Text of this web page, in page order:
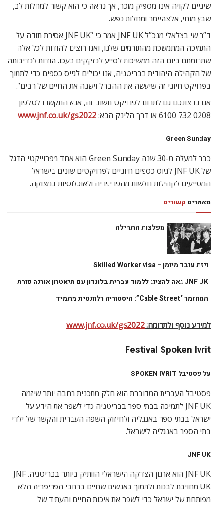
שיניים לקויה אינו מספיק מוכר, אך נראה כי הוא קשור למחלות לב,
שבץ מוחי, אלצהיימר ומחלות נפש.
ד”ר שי בצלאלי מנכ”ל JNF UK אמר כי “JNF UK אסירת תודה על
התמיכה המתמשכת מהתורמים שלנו, ואנו רוצים להודות לכל אלה
שתרומתם ביום הזה ממשיכות לסייע לנזקקים בעכו. הודות לנדיבותה
של הקהילה היהודית בבריטניה, אנו יכולים לגייס כספים כדי לתמוך
בפרויקט חיוני זה שיעשה את ההבדל וישנה את החיים של רבים”.
אם ברצונכם גם לתרום לפרויקט חשוב זה, אנא התקשרו לטלפון
0208 732 6100 או דרך הלינק הבא:
www.jnf.co.uk/gs2022
Green Sunday
כבר למעלה מ-30 שנה Green Sunday הוא אחד מפרוייקטי הדגל
של JNF UK לגיוס כספים חיוניים לפרויקטים שונים בישראל
המסייעים לקהילות חלשות מהפריפריה ולאוכלוסיות במצוקה.
מאמרים קשורים
מפלצות התהילה
ויזת עובד מיומן – Skilled Worker visa
JNF UK גאה להציג: ללמוד עברית בלונדון עם תיאטרון אורנה פורת
המחזמר “Cable Street”: היסטוריה רלוונטית מתמיד
למידע נוסף ולתרומה:www.jnf.co.uk/gs2022
Festival Spoken Ivrit
על פסטיבל SPOKEN IVRIT
פסטיבל העברית המדוברת הוא חלק מתכנית רחבה יותר שיזמה
JNF UK לתמיכה בבתי ספר בבריטניה כדי לשפר את הידע על
ישראל בבתי ספר באנגליה ולחיזוק השפה העברית והקשר של ילדי
בתי הספר באנגליה לישראל.
JNF UK
JNF UK הוא ארגון הצדקה הישראלי הוותיק ביותר בבריטניה. JNF
UK מחויבת לבנות ולתמוך באנשים שחיים ברחבי הפריפריה הלא
מפותחת של ישראל כדי לשפר את איכות החיים והעתיד של